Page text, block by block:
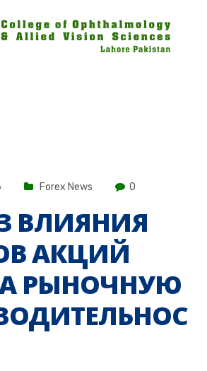
Forex News 0
ВЛИЯНИЯ
АКЦИЙ
РЫНОЧНУЮ